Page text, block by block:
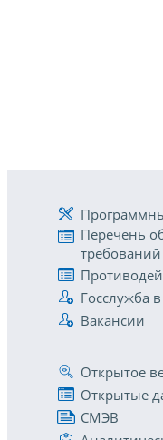
Перечень
требований
Госслужба
Вакансии
Открытое
Открытые
СМЭВ